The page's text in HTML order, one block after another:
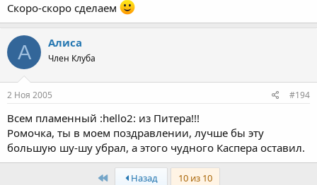
Скоро-скоро сделаем
А Алиса
Член Клуба
2 Ноя 2005 #194
Всем пламенный :hello2: из Питера!!!
Ромочка, ты в моем поздравлении, лучше бы эту
большую шу-шу убрал, а этого чудного Каспера оставил.
First Назад 10 из 10